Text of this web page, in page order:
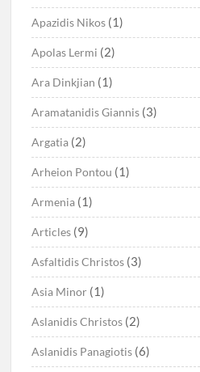
Apazidis Nikos (1)
Apolas Lermi (2)
Ara Dinkjian (1)
Aramatanidis Giannis (3)
Argatia (2)
Arheion Pontou (1)
Armenia (1)
Articles (9)
Asfaltidis Christos (3)
Asia Minor (1)
Aslanidis Christos (2)
Aslanidis Panagiotis (6)